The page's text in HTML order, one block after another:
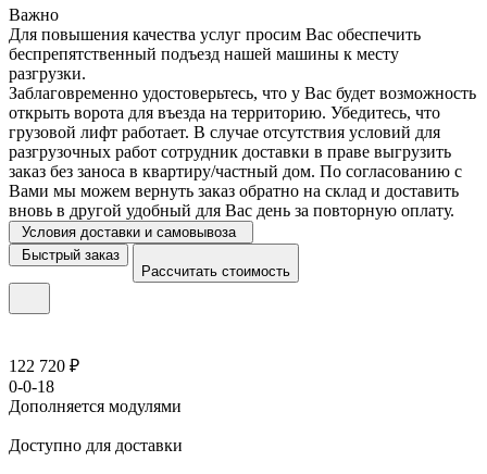
Важно
Для повышения качества услуг просим Вас обеспечить
беспрепятственный подъезд нашей машины к месту
разгрузки.
Заблаговременно удостоверьтесь, что у Вас будет возможность
открыть ворота для въезда на территорию. Убедитесь, что
грузовой лифт работает. В случае отсутствия условий для
разгрузочных работ сотрудник доставки в праве выгрузить
заказ без заноса в квартиру/частный дом. По согласованию с
Вами мы можем вернуть заказ обратно на склад и доставить
вновь в другой удобный для Вас день за повторную оплату.
Условия доставки и самовывоза
Быстрый заказ
Рассчитать стоимость
122 720 ₽
0-0-18
Дополняется модулями
Доступно для доставки